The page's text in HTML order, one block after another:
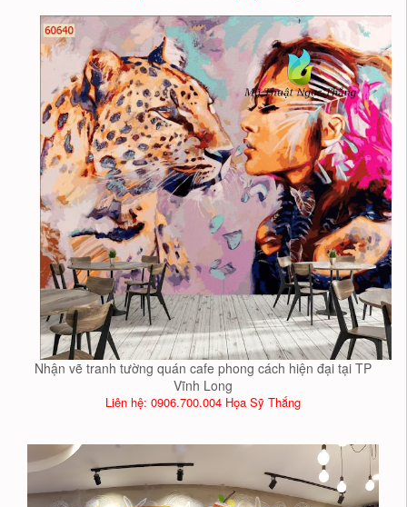
Nhận vẽ tranh tường quán cafe phong cách hiện đại tại TP
Vĩnh Long
Liên hệ: 0906.700.004 Họa Sỹ Thắng